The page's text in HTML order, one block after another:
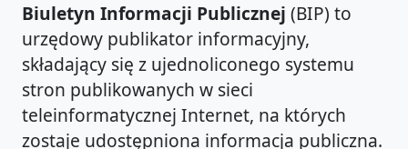
Biuletyn Informacji Publicznej (BIP) to
urzędowy publikator informacyjny,
składający się z ujednoliconego systemu
stron publikowanych w sieci
teleinformatycznej Internet, na których
zostaje udostępniona informacja publiczna.